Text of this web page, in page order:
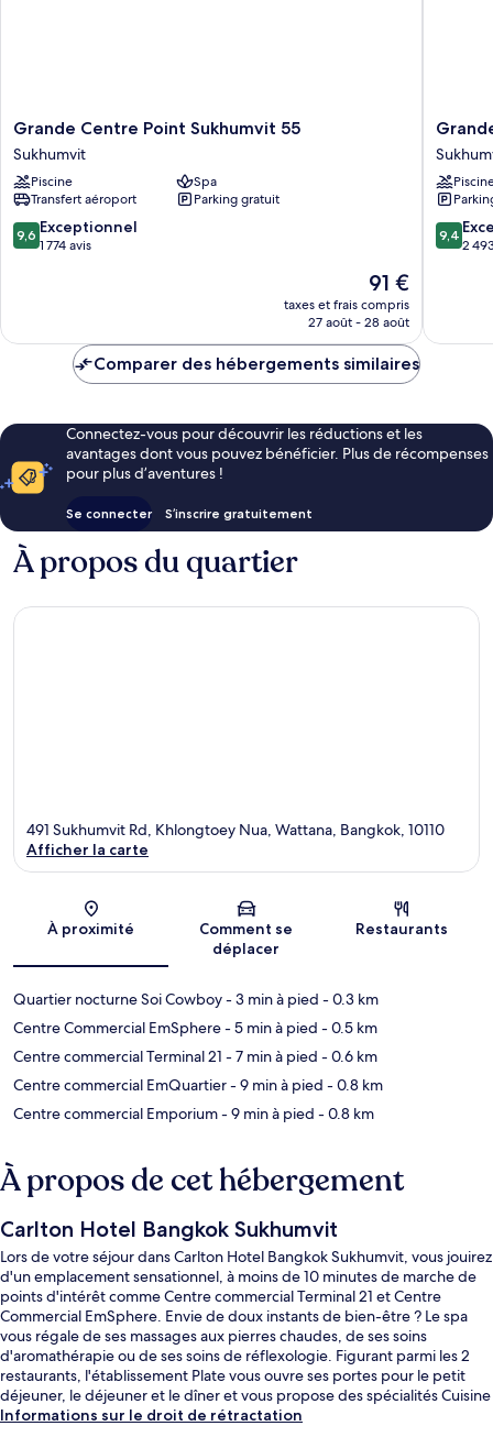
Grande
Centre
Point
Sukhumvit
55
Sukhumvit
Grande Centre Point Sukhumvit 55
Sukhumvit
Piscine
Spa
Transfert aéroport
Parking gratuit
9.6
sur
9,6 Exceptionnel
1 774 avis
Le
nouveau
prix
de
91 €
taxes et frais compris
27 août - 28 août
Grande
Centre
Point
Hotel
Terminal
21
9.4
sur
9,4
2
Comparer des hébergements similaires
Connectez-vous pour découvrir les réductions et les
avantages dont vous pouvez bénéficier. Plus de récompenses
pour plus d’aventures !
Se connecter S’inscrire gratuitement
À propos du quartier
Carte
491 Sukhumvit Rd, Khlongtoey Nua, Wattana, Bangkok, 10110
Afficher la carte
À proximité
Comment se
déplacer
Restaurants
Quartier nocturne Soi Cowboy- 3 min à pied - 0.3 km
Centre Commercial EmSphere- 5 min à pied - 0.5 km
Centre commercial Terminal 21 - 7 min à pied - 0.6 km
Centre commercial EmQuartier- 9 min à pied - 0.8 km
Centre commercial Emporium- 9 min à pied - 0.8 km
À propos de cet hébergement
Carlton Hotel Bangkok Sukhumvit
Lors de votre séjour dans Carlton Hotel Bangkok Sukhumvit, vous jouirez
d'un emplacement sensationnel, à moins de 10 minutes de marche de
points d'intérêt comme Centre commercial Terminal 21 et Centre
Commercial EmSphere. Envie de doux instants de bien-être ? Le spa
vous régale de ses massages aux pierres chaudes, de ses soins
d'aromathérapie ou de ses soins de réflexologie. Figurant parmi les 2
restaurants, l'établissement Plate vous ouvre ses portes pour le petit
déjeuner, le déjeuner et le dîner et vous propose des spécialités Cuisine
internationale. Cet hôtel de luxe abrite en outre 2 bars/lounges, une
Informations sur le droit de rétractation